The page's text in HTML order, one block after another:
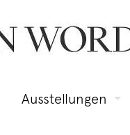
Ausstellungen